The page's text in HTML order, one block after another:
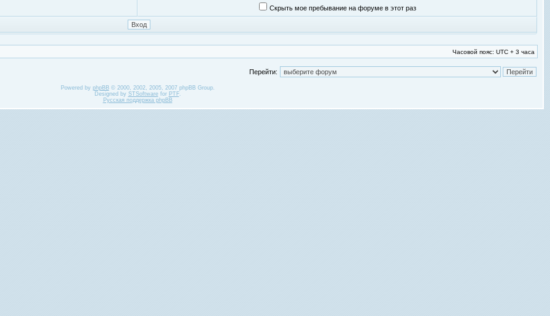
Скрыть мое пребывание на форуме в этот раз
Часовой пояс: UTC + 3 часа
Перейти:
Powered by phpBB© 2000, 2002, 2005, 2007 phpBB Group.
Designed by STSoftwarefor PTF.
Русская поддержка phpBB